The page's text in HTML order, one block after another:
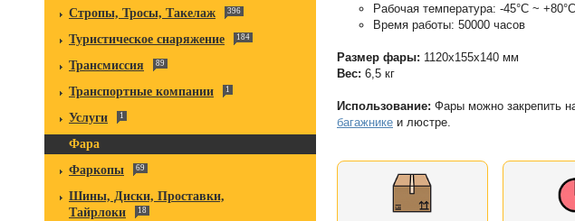
Стропы, Тросы, Такелаж 396
Туристическое снаряжение 184
Трансмиссия 89
Транспортные компании 1
Услуги 1
Фара
Фаркопы
69
Шины, Диски, Проставки,
Тайрлоки
18
Рабочая температура: -45°С ~ +80°С
Время работы: 50000 часов
Размер фары: 1120х155х140 мм
Вес: 6,5 кг
Использование: Фары можно закрепить
багажнике и люстре.